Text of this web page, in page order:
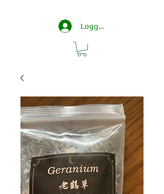
Logga in